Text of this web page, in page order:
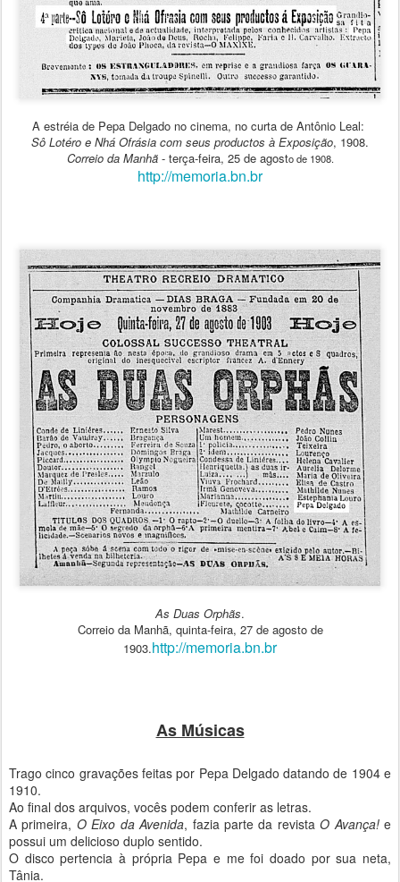
A estréia de Pepa Delgado no cinema, no curta de Antônio Leal:
Sô Lotéro e Nhá Ofrásia com seus productos à Exposição, 1908.
Correio da Manhã- terça-feira, 25 de agosto de 1908.
http://memoria.bn.br
As Duas Orphãs.
Correio da Manhã, quinta-feira, 27 de agosto de
1903.http://memoria.bn.br
As Músicas
Trago cinco gravações feitas por Pepa Delgado datando de 1904 e
1910.
Ao final dos arquivos, vocês podem conferir as letras.
A primeira, O Eixo da Avenida, fazia parte da revistaO Avança!e
possui um delicioso duplo sentido.
O disco pertencia à própria Pepa e me foi doado por sua neta,
Tânia.